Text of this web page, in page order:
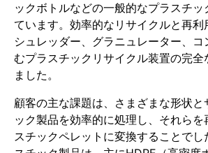
ックボトルなどの一般的なプラスチ
ています。効率的なリサイクルと再利
シュレッダー、グラニュレーター、
むプラスチックリサイクル装置の完全
ました。
顧客の主な課題は、さまざまな形状と
ック製品を効率的に処理し、それらを
スチックペレットに変換することでし